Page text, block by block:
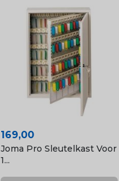
Prijs
169,00
Joma Pro Sleutelkast Voor
1...